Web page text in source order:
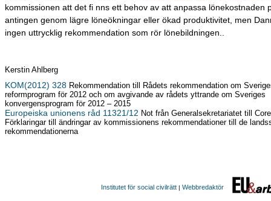
kommissionen att det fi nns ett behov av att anpassa lönekostnaden
antingen genom lägre löneökningar eller ökad produktivitet, men
ingen uttrycklig rekommendation som rör lönebildningen..
Kerstin Ahlberg
KOM(2012) 328 Rekommendation till Rådets rekommendation om
reformprogram för 2012 och om avgivande av rådets yttrande om Sveriges
konvergensprogram för 2012 – 2015
Europeiska unionens råd 11321/12 Not från Generalsekretariatet till
Förklaringar till ändringar av kommissionens rekommendationer till de
rekommendationerna
Institutet för social civilrätt | Webbredaktör